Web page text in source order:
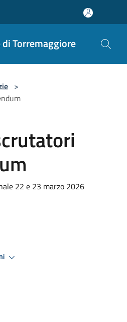
di Torremaggiore
>
22 e 23 marzo 2026
per attivare. apre menu